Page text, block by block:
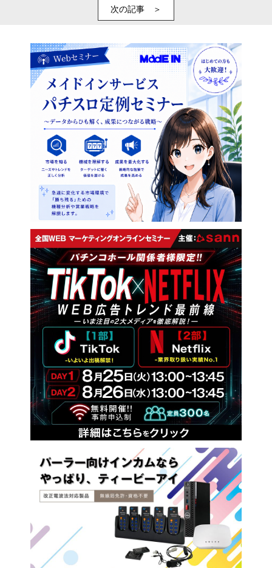
次の記事 ＞